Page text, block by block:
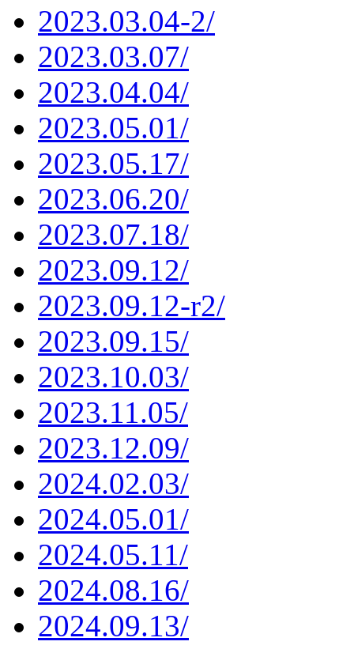
2023.03.04-2/
2023.03.07/
2023.04.04/
2023.05.01/
2023.05.17/
2023.06.20/
2023.07.18/
2023.09.12/
2023.09.12-r2/
2023.09.15/
2023.10.03/
2023.11.05/
2023.12.09/
2024.02.03/
2024.05.01/
2024.05.11/
2024.08.16/
2024.09.13/